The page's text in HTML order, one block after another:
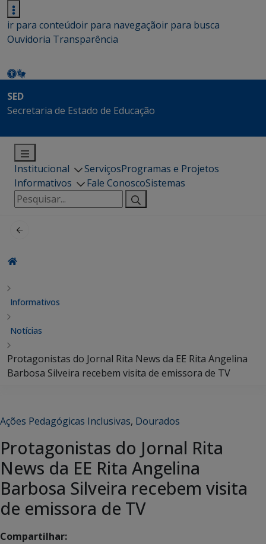
ir para conteúdoir para navegaçãoir para busca
Ouvidoria Transparência
SED
Secretaria de Estado de Educação
Institucional ServiçosProgramas e Projetos
Informativos
Fale ConoscoSistemas
Pesquisar
por:
Informativos
Notícias
Protagonistas do Jornal Rita News da EE Rita Angelina
Barbosa Silveira recebem visita de emissora de TV
Ações Pedagógicas Inclusivas, Dourados
Protagonistas do Jornal Rita
News da EE Rita Angelina
Barbosa Silveira recebem visita
de emissora de TV
Compartilhar: